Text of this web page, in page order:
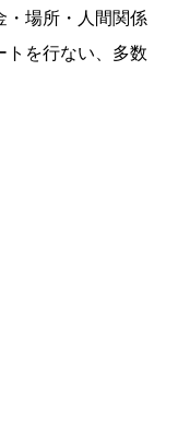
・場所・人間関係
トを行ない、多数